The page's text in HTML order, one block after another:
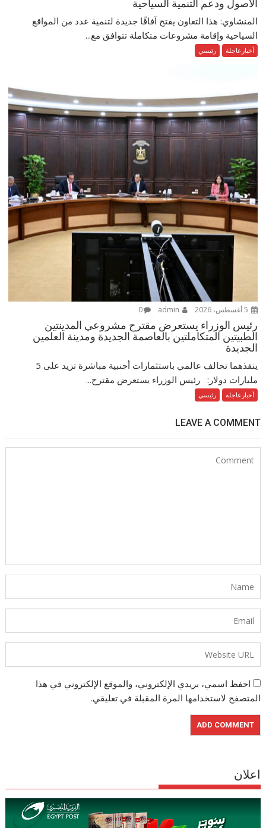
الأصول ودعم التنمية السياحية
المنشاوي: هذا التعاون يفتح آفاقًا جديدة لتنمية عدد من المواقع
السياحية وإقامة مشروعات متكاملة تتوافق مع...
أخبارعاجلة رئيسي
0
رئيس الوزراء يستعرض مقترح مشروعي المدينتين
الطبيتين المتكاملتين بالعاصمة الجديدة ومدينة العلمين
الجديدة
ينفذهما تحالف عالمي باستثمارات أجنبية مباشرة تزيد على 5
مليارات دولار: رئيس الوزراء يستعرض مقترح...
أخبارعاجلة رئيسي
LEAVE A COMMENT
احفظ اسمي، بريدي الإلكتروني، والموقع الإلكتروني في هذا
المتصفح لاستخدامها المرة المقبلة في تعليقي.
اعلان